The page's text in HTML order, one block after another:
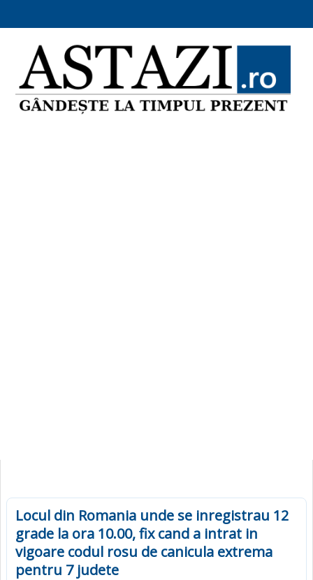
Locul din Romania unde se inregistrau 12
grade la ora 10.00, fix cand a intrat in
vigoare codul rosu de canicula extrema
pentru 7 judete